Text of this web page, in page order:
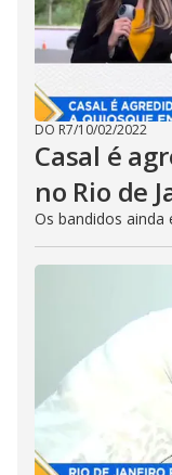
DO R7/10/02/2022
Casal é
no Rio de
Os bandidos